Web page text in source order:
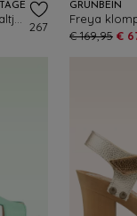
267
GRÜNBEIN
Freya
€ 169,95 €